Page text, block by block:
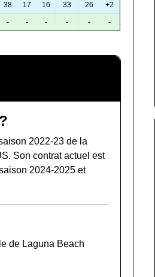
38 17 16 33 26 +2
- - - - - -
2022-23 de la
Son contrat actuel est
2024-2025 et
de Laguna Beach